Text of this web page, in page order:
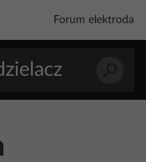
Forum elektroda